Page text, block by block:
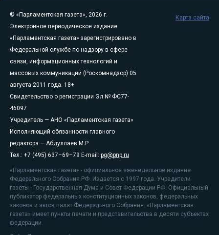
© «Парламентская газета», 2026 г.
Электронное периодическое издание
«Парламентская газета» зарегистрировано в
Федеральной службе по надзору в сфере
связи, информационных технологий и
массовых коммуникаций (Роскомнадзор) 05
августа 2011 года. 18+
Свидетельство о регистрации Эл № ФС77-
46097
Учредитель — АНО «Парламентская газета»
Исполняющий обязанности главного
редактора — Абдуллаев М.Р.
Тел.: +7 (495) 637–69–79 E-mail: pg@pnp.ru
«Парламентская газета» - официальное еженедельное издание
Федерального Собрания РФ. Издается с 1997 года. Учредители
газеты - Государственная Дума и Совет Федерации РФ. Официальный
публикатор федеральных конституционных законов, федеральных
законов и актов палат Федерального Собрания. «Парламентская
газета» имеет пункты печати и представительства в десяти субъектах
федерации.
Карта сайта